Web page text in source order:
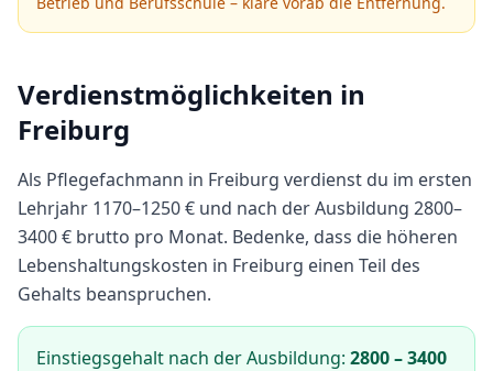
Verdienstmöglichkeiten in
Freiburg
Als Pflegefachmann in Freiburg verdienst du im ersten
Lehrjahr 1170–1250€ und nach der Ausbildung 2800–
3400€ brutto pro Monat. Bedenke, dass die höheren
Lebenshaltungskosten in Freiburg einen Teil des
Gehalts beanspruchen.
Einstiegsgehalt nach der Ausbildung: 2800–3400